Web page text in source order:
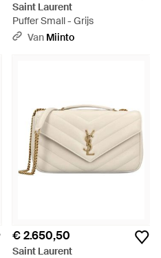
Saint Laurent
Puffer Small - Grijs
Van Miinto
€ 2.650,50
Saint Laurent